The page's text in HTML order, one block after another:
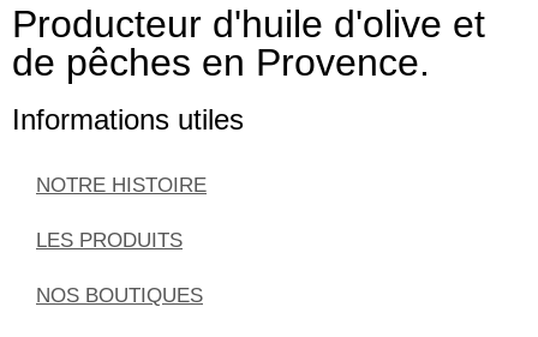
Producteur d'huile d'olive et
de pêches en Provence.
Informations utiles
NOTRE HISTOIRE
LES PRODUITS
NOS BOUTIQUES